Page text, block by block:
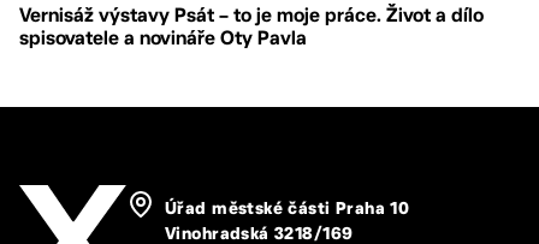
Vernisáž výstavy Psát – to je moje práce. Život a dílo
spisovatele a novináře Oty Pavla
Úřad městské části Praha 10
Vinohradská 3218/169